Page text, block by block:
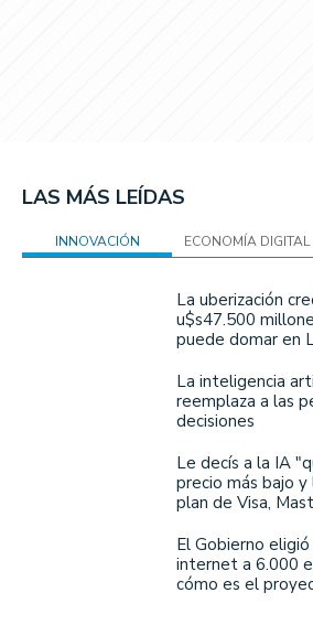
LAS MÁS LEÍDAS
INNOVACIÓN ECONOMÍA DIGITAL
La uberización
u$s47.500
puede domar en
La inteligencia
reemplaza a las
decisiones
Le decís a la IA
precio más bajo
plan de Visa,
El Gobierno
internet a 6.000
cómo es el